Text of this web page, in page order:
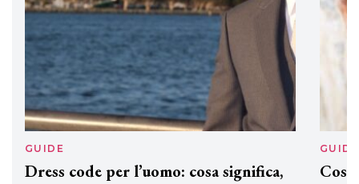
GUIDE
Dress code per l’uomo: cosa significa,
GUIDE